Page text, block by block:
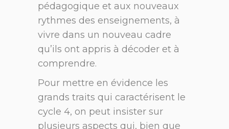
pédagogique et aux nouveaux
rythmes des enseignements, à
vivre dans un nouveau cadre
qu’ils ont appris à décoder et à
comprendre.
Pour mettre en évidence les
grands traits qui caractérisent le
cycle 4, on peut insister sur
plusieurs aspects qui, bien que